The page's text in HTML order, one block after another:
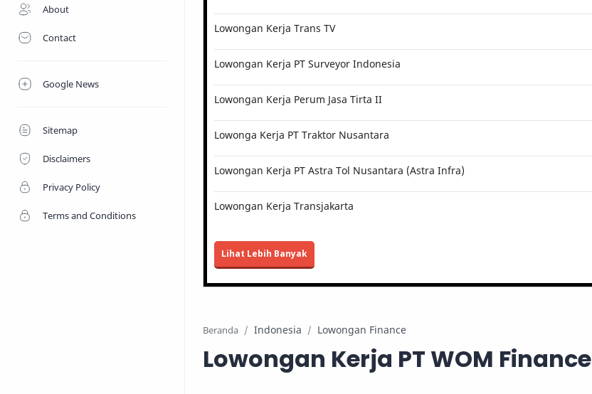
About
Contact
Google News
Sitemap
Disclaimers
Privacy Policy
Terms and Conditions
Lowongan Kerja Trans TV
Lowongan Kerja PT Surveyor Indonesia
Lowongan Kerja Perum Jasa Tirta II
Lowonga Kerja PT Traktor Nusantara
Lowongan Kerja PT Astra Tol Nusantara (Astra Infra)
Lowongan Kerja Transjakarta
Lihat Lebih Banyak
Beranda Indonesia Lowongan Finance
Lowongan Kerja PT WOM Finance